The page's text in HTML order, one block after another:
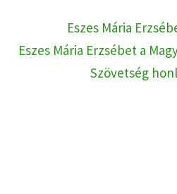
Eszes Mária
Eszes Mária Erzsébet a
Szövetség